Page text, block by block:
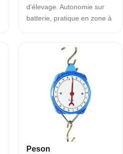
d'élevage. Autonomie sur
batterie, pratique en zone à
Peson